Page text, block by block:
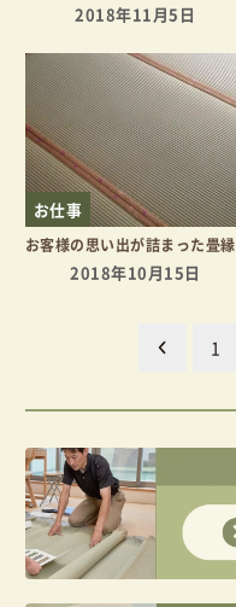
2018年11月5日
お仕事
お客様の思い出が詰まった畳縁
2018年10月15日
ナ
ビ
ゲ
ー
1